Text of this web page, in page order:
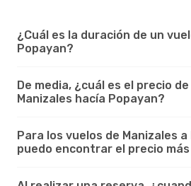
¿Cuál es la duración de un
Popayan?
De media, ¿cuál es el precio
Manizales hacía Popayan?
Para los vuelos de Manizales
puedo encontrar el precio